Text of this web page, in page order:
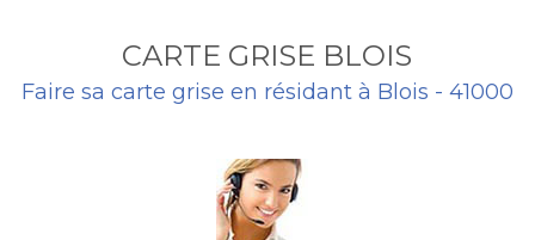
CARTE GRISE BLOIS
Faire sa carte grise en résidant à Blois - 41000